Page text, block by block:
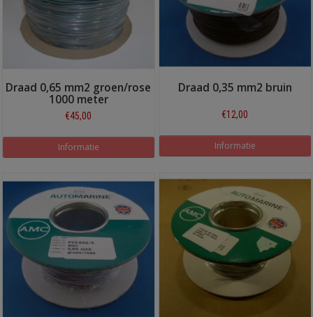
Draad 0,65 mm2 groen/rose
1000 meter
€45,00
Informatie
Draad 0,35 mm2 bruin
€12,00
Informatie